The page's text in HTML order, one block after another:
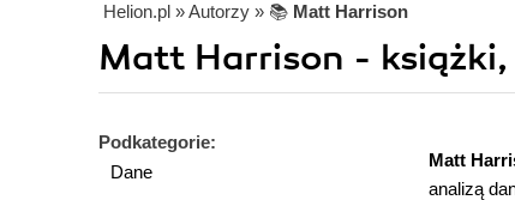
Helion.pl » Autorzy » 📚 Matt Harrison
Matt Harrison - książki,
Podkategorie:
Dane
Matt
analizą